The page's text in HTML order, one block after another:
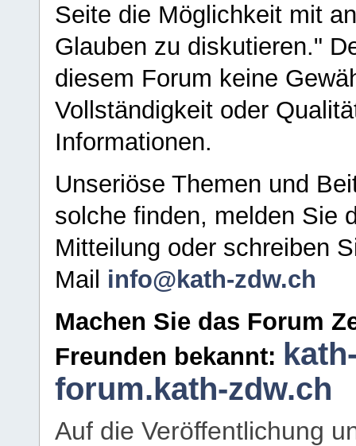
Seite die Möglichkeit mit
Glauben zu diskutieren."
diesem Forum keine
Vollständigkeit oder
Informationen.
Unseriöse Themen und
solche finden, melden Sie
Mitteilung oder schreiben
Mail info@kath-zdw.ch
Machen Sie das Forum
Freunden bekannt:
forum.kath-zdw.ch
Auf die Veröffentlichung